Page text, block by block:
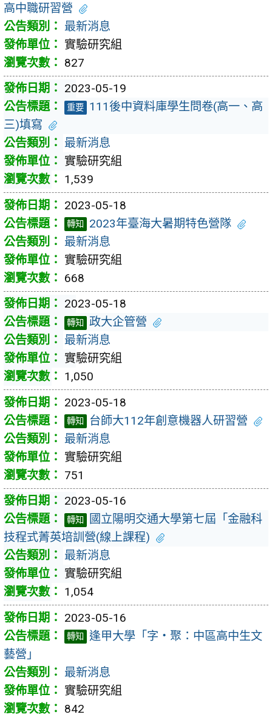
高中職研習營
最新消息
實驗研究組
827
2023-05-19
重要 111後中資料庫學生問卷(高一、高
三)填寫
最新消息
實驗研究組
1,539
2023-05-18
轉知
2023年臺海大暑期特色營隊
最新消息
實驗研究組
668
2023-05-18
轉知
政大企管營
最新消息
實驗研究組
1,050
2023-05-18
轉知
台師大112年創意機器人研習營
最新消息
實驗研究組
751
2023-05-16
轉知
國立陽明交通大學第七屆「金融科
技程式菁英培訓營(線上課程)
最新消息
實驗研究組
1,054
2023-05-16
轉知
逢甲大學「字‧聚：中區高中生文
藝營」
最新消息
實驗研究組
842